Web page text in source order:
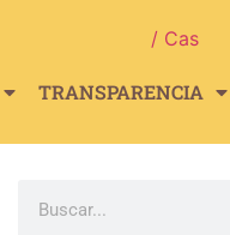
/ Cas
TRANSPARENCIA